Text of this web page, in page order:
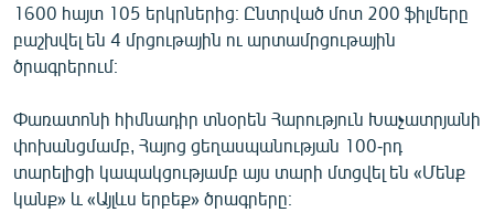
ՀԵՏԵՎԵՔ ՄԵԶ
«Ազատության» բոլոր կայքերը
1600 հայտ 105 երկրներից։ Ընտրված մոտ 200 ֆիլմերը
բաշխվել են 4 մրցութային ու արտամրցութային
ծրագրերում։
Փառատոնի հիմնադիր տնօրեն Հարություն Խաչատրյանի
փոխանցմամբ, Հայոց ցեղասպանության 100-րդ
տարելիցի կապակցությամբ այս տարի մտցվել են «Մենք
կանք» և «Այլևս երբեք» ծրագրերը։